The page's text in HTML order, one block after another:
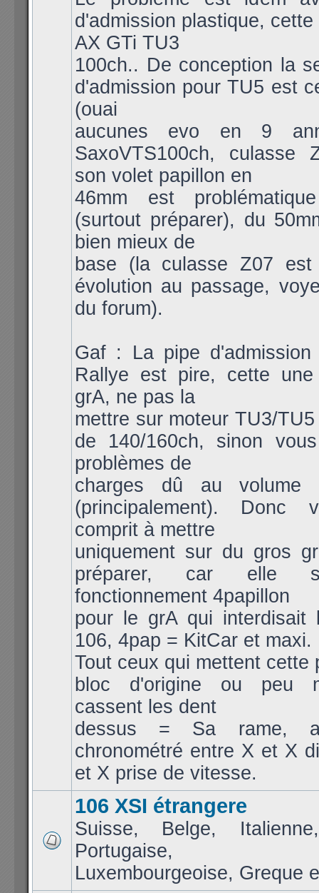
d'admission plastique,
AX GTi TU3
100ch.. De conception la
d'admission pour TU5 est
(ouai
aucunes evo en 9
SaxoVTS100ch, culasse
son volet papillon en
46mm est
(surtout préparer), du
bien mieux de
base (la culasse Z07 est
évolution au passage,
du forum).
Gaf : La pipe
Rallye est pire, cette
grA, ne pas la
mettre sur moteur TU3/
de 140/160ch, sinon
problèmes de
charges dû au volume
(principalement). Donc
comprit à mettre
uniquement sur du gros
préparer, car elle
fonctionnement 4papillon
pour le grA qui interdisait
106, 4pap = KitCar et maxi.
Tout ceux qui mettent cette
bloc d'origine ou peu
cassent les dent
dessus = Sa rame,
chronométré entre X et X
et X prise de vitesse.
106 XSI étrangere
Suisse, Belge,
Portugaise,
Luxembourgeoise, Greque